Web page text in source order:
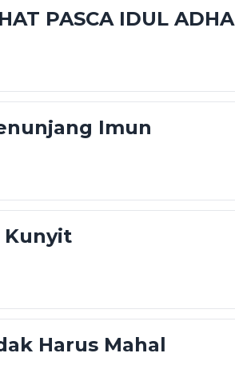
PASCA IDUL ADHA
Imun
Kunyit
Harus Mahal